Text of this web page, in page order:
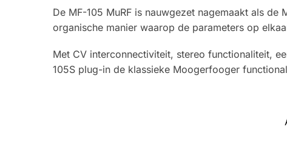
De MF-105 MuRF is nauwgezet nagemaakt als
organische manier waarop de parameters op
Met CV interconnectiviteit, stereo functionaliteit,
105S plug-in de klassieke Moogerfooger